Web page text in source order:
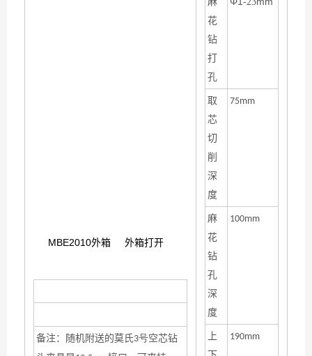
MBE2010外箱 外箱打开
备注：随机附送的莫氏3号空芯钻
花
钻
打
孔
取
芯
切
削
深
度
75mm
麻
花
钻
孔
深
度
100mm
上
190mm